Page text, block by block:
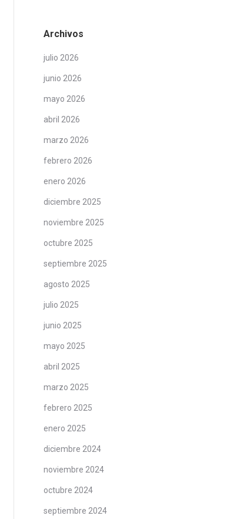
Archivos
julio 2026
junio 2026
mayo 2026
abril 2026
marzo 2026
febrero 2026
enero 2026
diciembre 2025
noviembre 2025
octubre 2025
septiembre 2025
agosto 2025
julio 2025
junio 2025
mayo 2025
abril 2025
marzo 2025
febrero 2025
enero 2025
diciembre 2024
noviembre 2024
octubre 2024
septiembre 2024